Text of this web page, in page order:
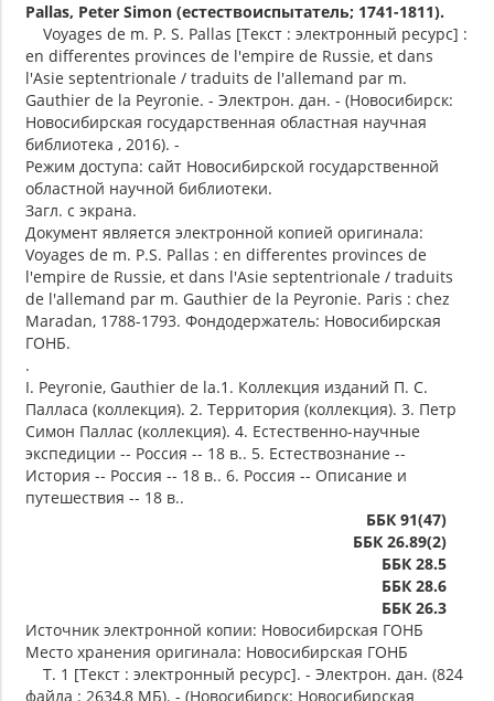
Pallas, Peter Simon (естествоиспытатель; 1741-1811).
Voyages de m. P. S. Pallas [Текст : электронный ресурс] :
en differentes provinces de l'empire de Russie, et dans
l'Asie septentrionale / traduits de l'allemand par m.
Gauthier de la Peyronie. - Электрон. дан. - (Новосибирск:
Новосибирская государственная областная научная
библиотека , 2016). -
Режим доступа: сайт Новосибирской государственной
областной научной библиотеки.
Загл. с экрана.
Документ является электронной копией оригинала:
Voyages de m. P.S. Pallas : en differentes provinces de
l'empire de Russie, et dans l'Asie septentrionale / traduits
de l'allemand par m. Gauthier de la Peyronie. Paris : chez
Maradan, 1788-1793. Фондодержатель: Новосибирская
ГОНБ.
.
I. Peyronie, Gauthier de la.1. Коллекция изданий П. С.
Палласа (коллекция). 2. Территория (коллекция). 3. Петр
Симон Паллас (коллекция). 4. Естественно-научные
экспедиции -- Россия -- 18 в.. 5. Естествознание --
История -- Россия -- 18 в.. 6. Россия -- Описание и
путешествия -- 18 в..
ББК 91(47)
ББК 26.89(2)
ББК 28.5
ББК 28.6
ББК 26.3
Источник электронной копии: Новосибирская ГОНБ
Место хранения оригинала: Новосибирская ГОНБ
Т. 1 [Текст : электронный ресурс]. - Электрон. дан. (824
файла : 2634,8 МБ). - (Новосибирск: Новосибирская